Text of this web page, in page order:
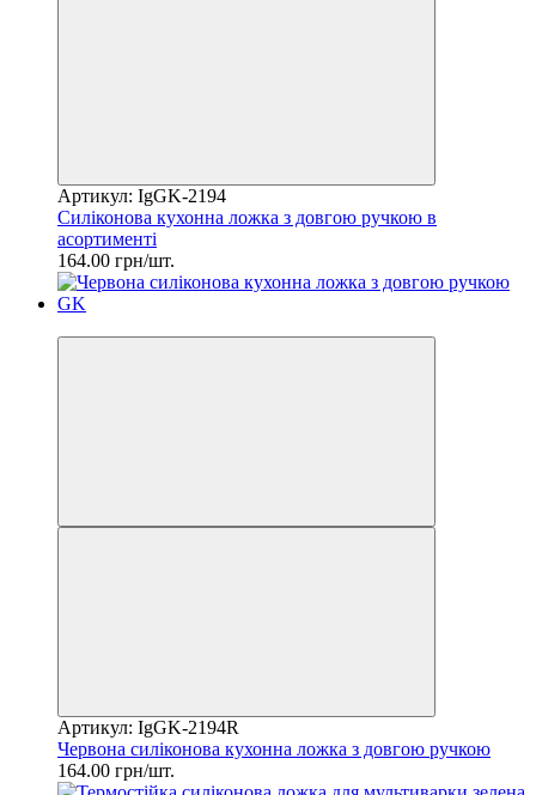
Артикул: IgGK-2194
Силіконова кухонна ложка з довгою ручкою в
асортименті
164.00 грн/шт.
Артикул: IgGK-2194R
Червона силіконова кухонна ложка з довгою ручкою
164.00 грн/шт.